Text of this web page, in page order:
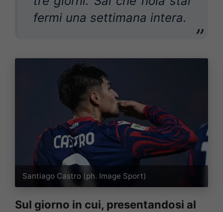
fermi una settimana intera.
Santiago Castro (ph. Image Sport)
Sul giorno in cui, presentandosi al